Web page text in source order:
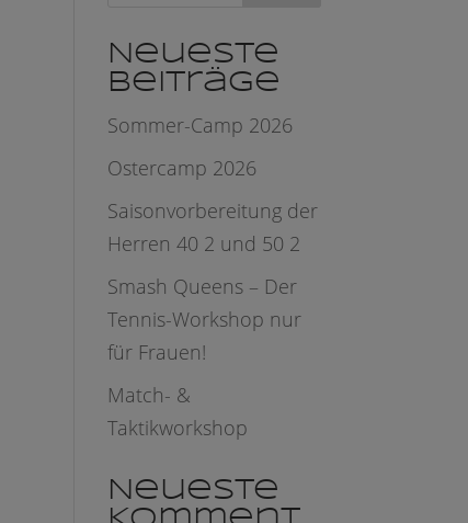
Neueste
Beiträge
Sommer-Camp 2026
Ostercamp 2026
Saisonvorbereitung der
Herren 40 2 und 50 2
Smash Queens – Der
Tennis-Workshop nur
für Frauen!
Match- &
Taktikworkshop
Neueste